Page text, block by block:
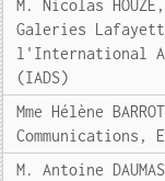
M. Nicolas
Galeries
l'International
(IADS)
Mme Hélène
Communications,
M. Antoine